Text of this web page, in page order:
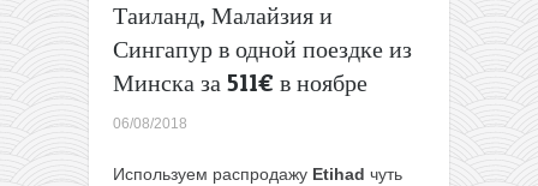
туда-
обратно
в
ноябре.
Таиланд, Малайзия и
Сингапур в одной поездке из
Минска за 511€ в ноябре
06/08/2018
Используем распродажу Etihad чуть